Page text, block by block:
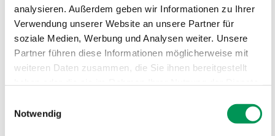
analysieren. Außerdem geben wir Informationen zu Ihrer
Verwendung unserer Website an unsere Partner für
soziale Medien, Werbung und Analysen weiter. Unsere
Partner führen diese Informationen möglicherweise mit
weiteren Daten zusammen, die Sie ihnen bereitgestellt
Notwendig